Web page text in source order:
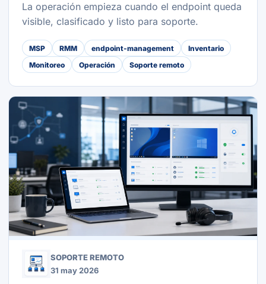
La operación empieza cuando el endpoint queda
visible, clasificado y listo para soporte.
MSP RMM endpoint-management
Inventario
Monitoreo
Operación Soporte remoto
SOPORTE REMOTO
31 may 2026